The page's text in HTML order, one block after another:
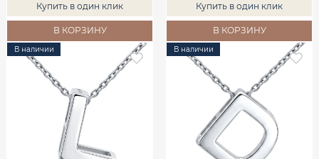
Купить в один клик
В КОРЗИНУ
Купить в один клик
В КОРЗИНУ
В наличии В наличии